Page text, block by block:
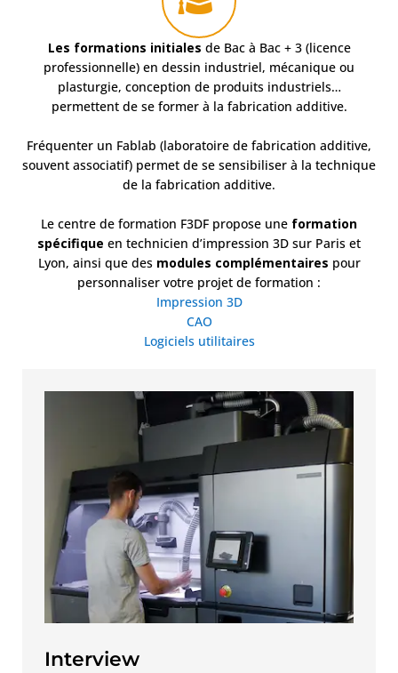
Les formations initiales de Bac à Bac + 3 (licence
professionnelle) en dessin industriel, mécanique ou
plasturgie, conception de produits industriels…
permettent de se former à la fabrication additive.
Fréquenter un Fablab (laboratoire de fabrication additive,
souvent associatif) permet de se sensibiliser à la technique
de la fabrication additive.
Le centre de formation F3DF propose une formation
spécifique en technicien d’impression 3D sur Paris et
Lyon, ainsi que des modules complémentaires pour
personnaliser votre projet de formation :
Impression 3D
CAO
Logiciels utilitaires
Interview